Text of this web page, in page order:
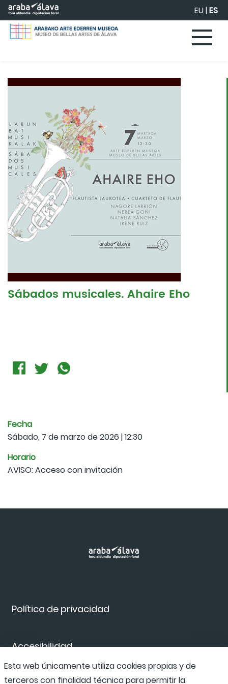
Saltar al contenido principal EU|ES
Sábados musicales. Ahaire Eho
Fecha
Sábado, 7 de marzo de 2026 | 12:30
Horario
AVISO: Acceso con invitación
Política de privacidad
Accesibilidad
Esta web únicamente utiliza cookies propias y de
terceros con finalidad técnica para permitir la